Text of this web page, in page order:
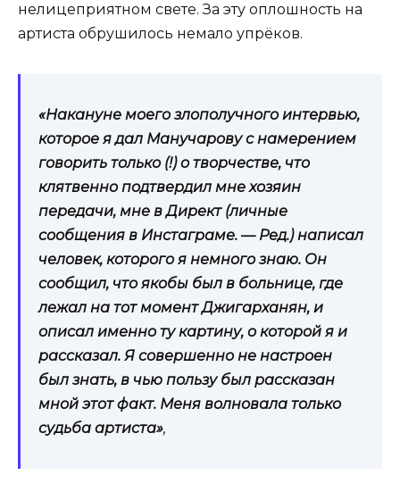
нелицеприятном свете. За эту оплошность на
артиста обрушилось немало упрёков.
«Накануне моего злополучного интервью,
которое я дал Манучарову с намерением
говорить только (!) о творчестве, что
клятвенно подтвердил мне хозяин
передачи, мне в Директ (личные
сообщения в Инстаграме. — Ред.) написал
человек, которого я немного знаю. Он
сообщил, что якобы был в больнице, где
лежал на тот момент Джигарханян, и
описал именно ту картину, о которой я и
рассказал. Я совершенно не настроен
был знать, в чью пользу был рассказан
мной этот факт. Меня волновала только
судьба артиста»,